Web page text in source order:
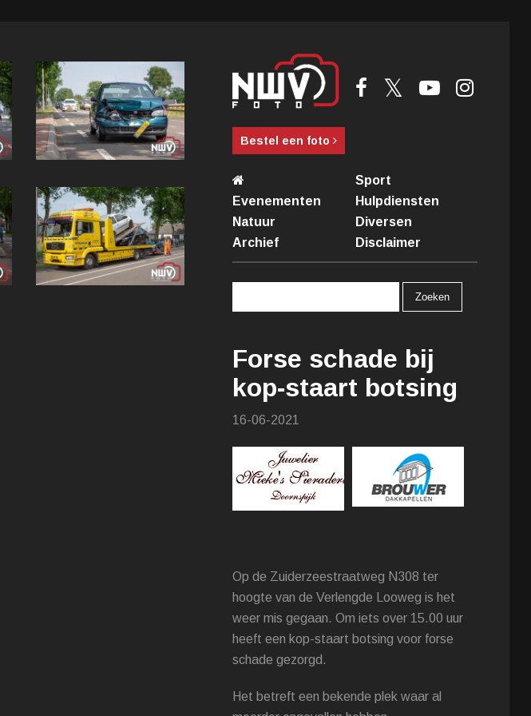
Bestel een foto
Sport
Evenementen
Hulpdiensten
Natuur
Diversen
Archief
Disclaimer
Forse schade bij
kop-staart botsing
16-06-2021
Op de Zuiderzeestraatweg N308 ter
hoogte van de Verlengde Looweg is het
weer mis gegaan. Om iets over 15.00 uur
heeft een kop-staart botsing voor forse
schade gezorgd.
Het betreft een bekende plek waar al